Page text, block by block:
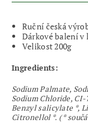
Ruční česká
Dárkové balení v
Velikost 200g
Ingredients:
Sodium Palmate,
Sodium Chloride,
Benzyl salicylate *,
Citronellol *. ( *